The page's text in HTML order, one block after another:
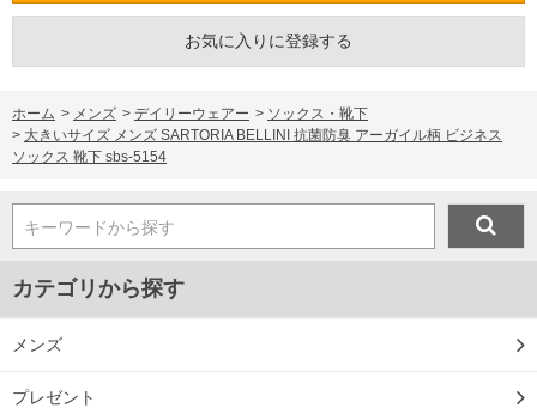
お気に入りに登録する
ホーム > メンズ > デイリーウェアー > ソックス・靴下
> 大きいサイズ メンズ SARTORIA BELLINI 抗菌防臭 アーガイル柄 ビジネス
ソックス 靴下 sbs-5154
キーワードから探す
カテゴリから探す
メンズ
プレゼント